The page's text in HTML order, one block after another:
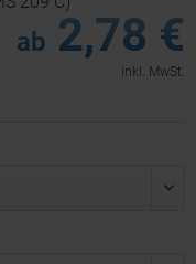
ab 2,78 €
inkl. MwSt.